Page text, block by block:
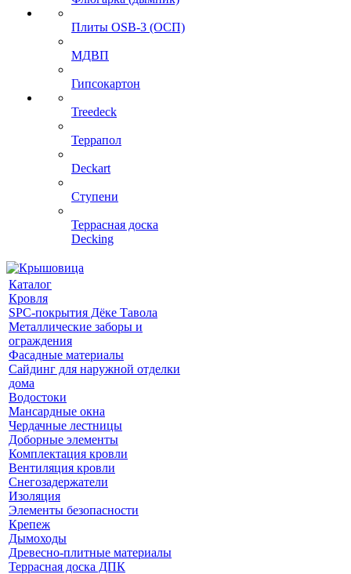
Плиты OSB-3 (ОСП)
МДВП
Гипсокартон
Treedeck
Террапол
Deckart
Ступени
Террасная доска
Decking
Каталог
Кровля
SPC-покрытия Дёке Тавола
Металлические заборы и
ограждения
Фасадные материалы
Сайдинг для наружной отделки
дома
Водостоки
Мансардные окна
Чердачные лестницы
Доборные элементы
Комплектация кровли
Вентиляция кровли
Снегозадержатели
Изоляция
Элементы безопасности
Крепеж
Дымоходы
Древесно-плитные материалы
Террасная доска ДПК